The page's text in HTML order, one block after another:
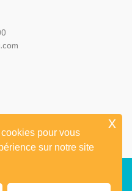
pour vous
sur notre site
x